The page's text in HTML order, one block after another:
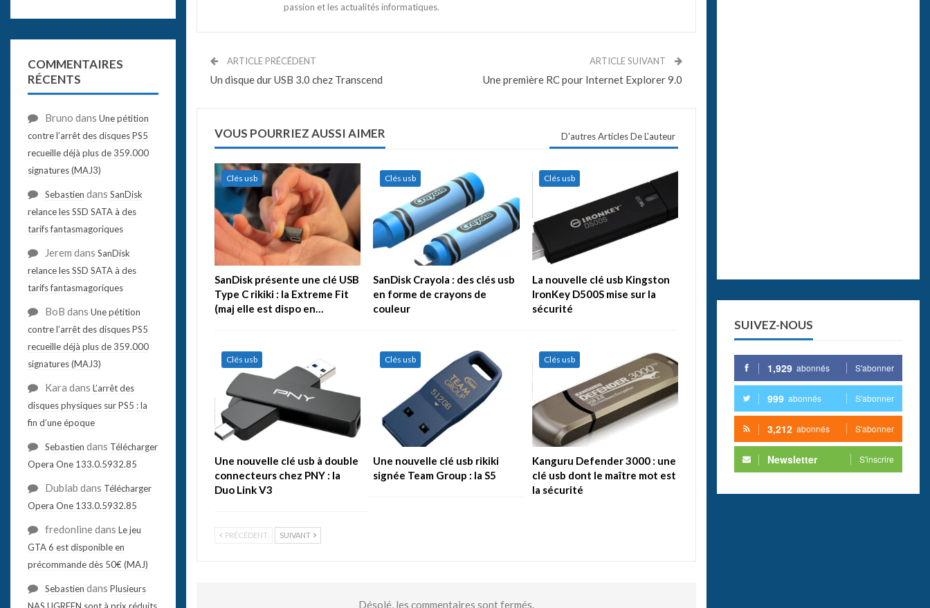
passion et les actualités informatiques.
ARTICLE PRÉCÉDENT
Un disque dur USB 3.0 chez Transcend
ARTICLE SUIVANT
Une première RC pour Internet Explorer 9.0
VOUS POURRIEZ AUSSI AIMER D'autres Articles De L'auteur
Clés usb
SanDisk présente une clé USB
Type C rikiki : la Extreme Fit
(maj elle est dispo en…
Clés usb
SanDisk Crayola : des clés usb
en forme de crayons de
couleur
Clés usb
La nouvelle clé usb Kingston
IronKey D500S mise sur la
sécurité
Clés usb
Une nouvelle clé usb à double
connecteurs chez PNY : la
Duo Link V3
Clés usb
Une nouvelle clé usb rikiki
signée Team Group : la S5
Clés usb
Kanguru Defender 3000 : une
clé usb dont le maître mot est
la sécurité
PRÉCÉDENT SUIVANT
Désolé, les commentaires sont fermés.
SUIVEZ-NOUS
1,929 abonnés S'abonner
999 abonnés S'abonner
3,212 abonnés S'abonner
Newsletter S'inscrire
COMMENTAIRES
RÉCENTS
Bruno dans Une pétition
contre l’arrêt des disques PS5
recueille déjà plus de 359.000
signatures (MAJ3)
Sebastien dans SanDisk
relance les SSD SATA à des
tarifs fantasmagoriques
Jerem dans SanDisk
relance les SSD SATA à des
tarifs fantasmagoriques
BoB dans Une pétition
contre l’arrêt des disques PS5
recueille déjà plus de 359.000
signatures (MAJ3)
Kara dans L’arrêt des
disques physiques sur PS5 : la
fin d’une époque
Sebastien dans Télécharger
Opera One 133.0.5932.85
Dublab dans Télécharger
Opera One 133.0.5932.85
fredonlinedans Le jeu
GTA 6 est disponible en
précommande dès 50€ (MAJ)
Sebastien dans Plusieurs
NAS UGREEN sont à prix réduits